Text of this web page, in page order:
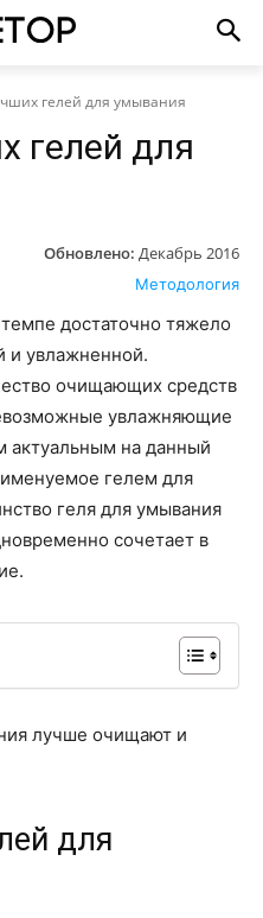
гелей для умывания
гелей для
Обновлено: Декабрь 2016
Методология
достаточно тяжело
и увлажненной.
очищающих средств
увлажняющие
актуальным на данный
гелем для
геля для умывания
сочетает в
лучше очищают и
для